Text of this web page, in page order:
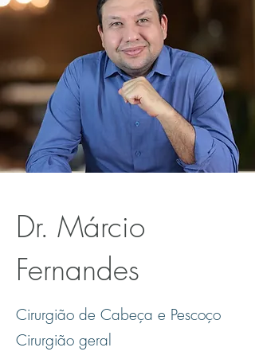
Dr. Márcio
Fernandes
Cirurgião de Cabeça e Pescoço
Cirurgião geral